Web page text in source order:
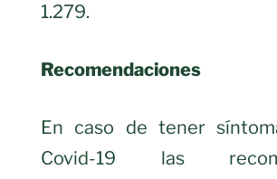
1.279.
Recomendaciones
En caso de tener
Covid-19 las